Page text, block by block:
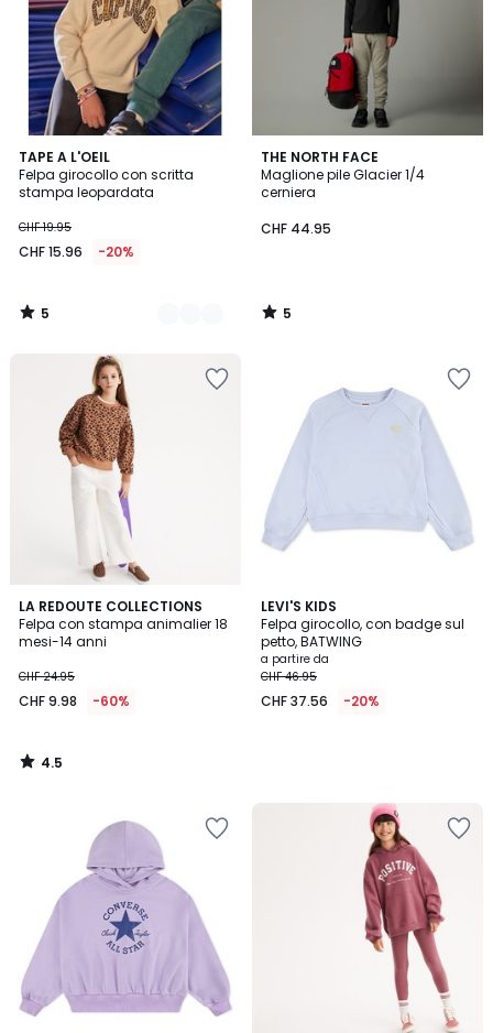
TAPE A L'OEIL
Felpa girocollo con scritta
stampa leopardata
CHF 19.95
CHF 15.96 -20%
5
/
5
2
Colori
5
/
THE NORTH FACE
Maglione pile Glacier 1/4
cerniera
CHF 44.95
5
/
5
5
/
LA REDOUTE COLLECTIONS
Felpa con stampa animalier 18
mesi-14 anni
CHF 24.95
CHF 9.98 -60%
4.5
/ 5
4.5
/
LEVI'S KIDS
Felpa girocollo, con badge sul
petto, BATWING
a partire da
CHF 46.95
CHF 37.56 -20%